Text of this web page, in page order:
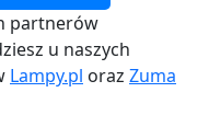
partnerów
u naszych
Lampy.pl oraz Zuma